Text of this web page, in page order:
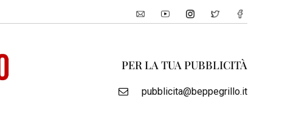
PER LA TUA PUBBLICITÀ
pubblicita@beppegrillo.it